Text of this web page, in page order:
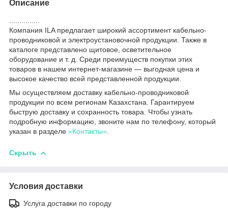
Описание
Компания ILA предлагает широкий ассортимент кабельно-
проводниковой и электроустановочной продукции. Также в
каталоге представлено щитовое, осветительное
оборудование и т. д. Среди преимуществ покупки этих
товаров в нашем интернет-магазине — выгодная цена и
высокое качество всей представленной продукции.
Мы осуществляем доставку кабельно-проводниковой
продукции по всем регионам Казахстана. Гарантируем
быструю доставку и сохранность товара. Чтобы узнать
подробную информацию, звоните нам по телефону, который
указан в разделе «Контакты»
Скрыть
Условия доставки
Услуга доставки по городу